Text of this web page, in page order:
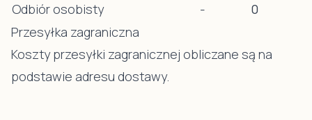
Odbiór osobisty -
0
Przesyłka zagraniczna
Koszty przesyłki zagranicznej obliczane są na
podstawie adresu dostawy.